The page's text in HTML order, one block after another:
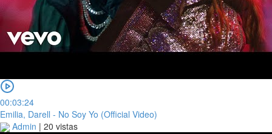
00:03:24
Emilia, Darell - No Soy Yo (Official Video)
Admin | 20 vistas